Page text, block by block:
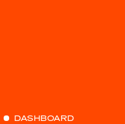
DASHBOARD